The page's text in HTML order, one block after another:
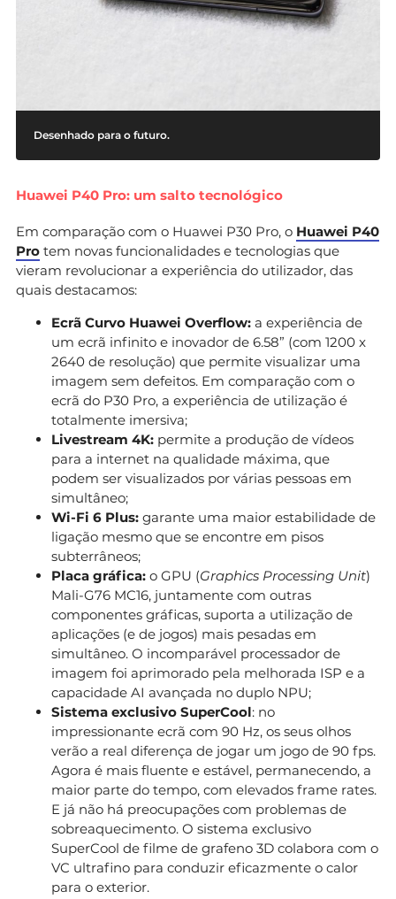
Desenhado para o futuro.
Huawei P40 Pro: um salto tecnológico
Em comparação com o Huawei P30 Pro, o Huawei P40
Pro tem novas funcionalidades e tecnologias que
vieram revolucionar a experiência do utilizador, das
quais destacamos:
Ecrã Curvo Huawei Overflow: a experiência de
um ecrã infinito e inovador de 6.58” (com 1200 x
2640 de resolução) que permite visualizar uma
imagem sem defeitos. Em comparação com o
ecrã do P30 Pro, a experiência de utilização é
totalmente imersiva;
Livestream 4K: permite a produção de vídeos
para a internet na qualidade máxima, que
podem ser visualizados por várias pessoas em
simultâneo;
Wi-Fi 6 Plus: garante uma maior estabilidade de
ligação mesmo que se encontre em pisos
subterrâneos;
Placa gráfica: o GPU (Graphics Processing Unit)
Mali-G76 MC16, juntamente com outras
componentes gráficas, suporta a utilização de
aplicações (e de jogos) mais pesadas em
simultâneo. O incomparável processador de
imagem foi aprimorado pela melhorada ISP e a
capacidade AI avançada no duplo NPU;
Sistema exclusivo SuperCool: no
impressionante ecrã com 90 Hz, os seus olhos
verão a real diferença de jogar um jogo de 90 fps.
Agora é mais fluente e estável, permanecendo, a
maior parte do tempo, com elevados frame rates.
E já não há preocupações com problemas de
sobreaquecimento. O sistema exclusivo
SuperCool de filme de grafeno 3D colabora com o
VC ultrafino para conduzir eficazmente o calor
para o exterior.